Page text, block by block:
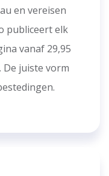
en vereisen
publiceert elk
vanaf 29,95
De juiste vorm